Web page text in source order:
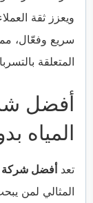
ويعزز ثقة
سريع وفعّال،
المتعلقة
أفضل
المياه
تعدأفضل شركة
المثالي لمن